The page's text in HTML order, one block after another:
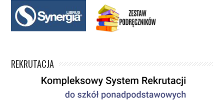
REKRUTACJA